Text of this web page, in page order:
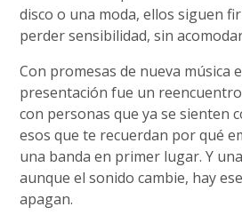
disco o una moda, ellos siguen
perder sensibilidad, sin
Con promesas de nueva música
presentación fue un
con personas que ya se sienten
esos que te recuerdan por qué
una banda en primer lugar. Y
aunque el sonido cambie, hay
apagan.